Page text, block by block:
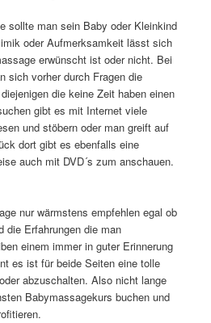
sollte man sein Baby oder Kleinkind
oder Aufmerksamkeit lässt sich
erwünscht ist oder nicht. Bei
sich vorher durch Fragen die
die keine Zeit haben einen
gibt es mit Internet viele
und stöbern oder man greift auf
dort gibt es ebenfalls eine
auch mit DVD´s zum anschauen.
nur wärmstens empfehlen egal ob
die Erfahrungen die man
einem immer in guter Erinnerung
es ist für beide Seiten eine tolle
abzuschalten. Also nicht lange
Babymassagekurs buchen und